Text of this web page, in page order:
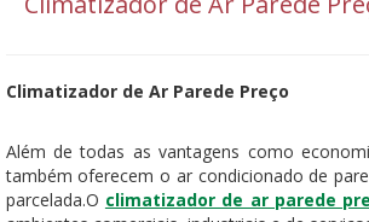
Climatizador de Ar Parede Preço
Além de todas as vantagens como
também oferecem o ar condicionado de
parcelada.O climatizador de ar parede